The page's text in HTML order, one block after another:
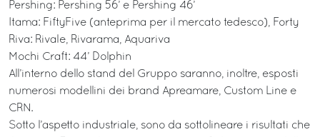
Pershing: Pershing 56’ e Pershing 46’
Itama: FiftyFive (anteprima per il mercato tedesco), Forty
Riva: Rivale, Rivarama, Aquariva
Mochi Craft: 44’ Dolphin
All’interno dello stand del Gruppo saranno, inoltre, esposti
numerosi modellini dei brand Apreamare, Custom Line e
CRN.
Sotto l’aspetto industriale, sono da sottolineare i risultati che